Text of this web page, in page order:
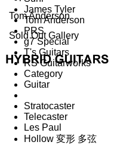
James Tyler
Tom Anderson
PRS
g7 Special
T's Guitars
RS Guitarworks
Category
Guitar
Stratocaster
Telecaster
Les Paul
Hollow 変形 多弦
Tom Anderson
Sold Out Gallery